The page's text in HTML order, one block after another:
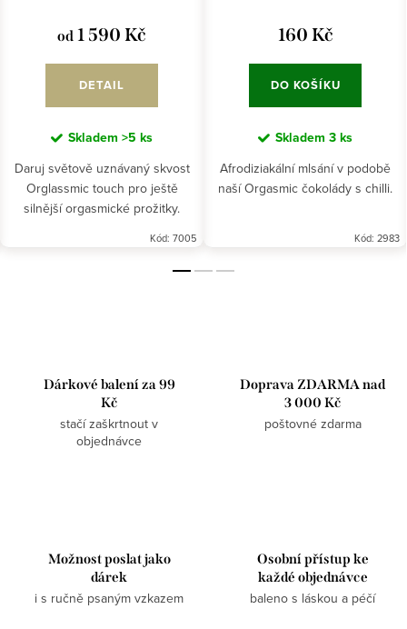
od 1 590 Kč
DETAIL
Skladem >5 ks
Daruj světově uznávaný skvost
Orglassmic touch pro ještě
silnější orgasmické prožitky.
Kód: 7005
160 Kč
DO KOŠÍKU
Skladem 3 ks
Afrodiziakální mlsání v podobě
naší Orgasmic čokolády s chilli.
Kód: 2983
Dárkové balení za 99
Kč
stačí zaškrtnout v
objednávce
Doprava ZDARMA nad
3 000 Kč
poštovné zdarma
Možnost poslat jako
dárek
i s ručně psaným vzkazem
Osobní přístup ke
každé objednávce
baleno s láskou a péčí